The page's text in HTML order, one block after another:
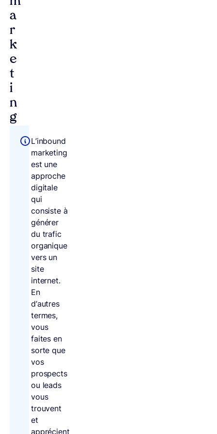
a
r
k
e
t
i
n
g
L’inbound
marketing
est une
approche
digitale
qui
consiste à
générer
du trafic
organique
vers un
site
internet.
En
d’autres
termes,
vous
faites en
sorte que
vos
prospects
ou leads
vous
trouvent
et
apprécient